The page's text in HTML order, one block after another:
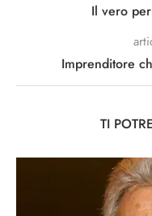
Il vero
Imprenditore
TI